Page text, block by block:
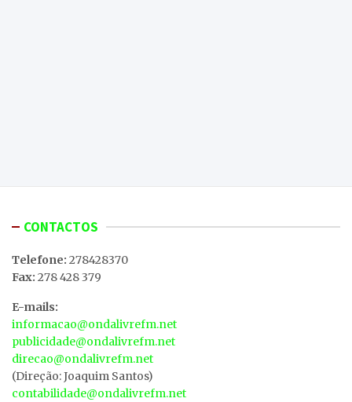
CONTACTOS
Telefone: 278428370
Fax: 278 428 379
E-mails:
informacao@ondalivrefm.net
publicidade@ondalivrefm.net
direcao@ondalivrefm.net
(Direção: Joaquim Santos)
contabilidade@ondalivrefm.net